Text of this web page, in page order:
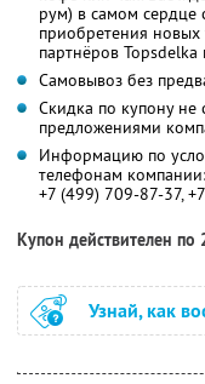
рум) в самом сердце
приобретения новых
партнёров
Самовывоз без
Скидка по купону не
предложениями
Информацию по
телефонам компании:
+7 (499) 709-87-37,
Купон действителен
Узнай, как